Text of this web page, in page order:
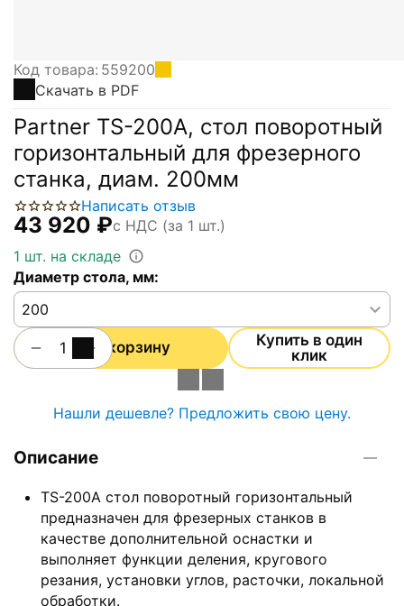
Код товара: 559200
Скачать в PDF
Partner TS-200A, стол поворотный
горизонтальный для фрезерного
станка, диам. 200мм
Написать отзыв
43 920 ₽с НДС (за 1 шт.)
1 шт. на складе
Диаметр стола, мм:
+
− В корзину
Купить в один
клик
Нашли дешевле? Предложить свою цену.
Описание
TS-200A стол поворотный горизонтальный
предназначен для фрезерных станков в
качестве дополнительной оснастки и
выполняет функции деления, кругового
резания, установки углов, расточки, локальной
обработки.